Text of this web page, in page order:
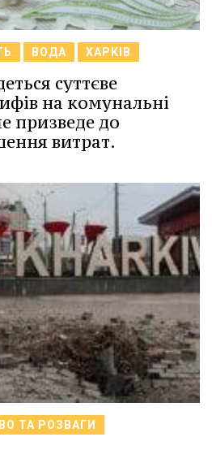
ВОДА ХАРКІВ
суттєве
на комунальні
призведе до
витрат.
ТА РОЗВАГИ